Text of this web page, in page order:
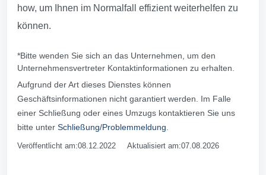
how, um Ihnen im Normalfall effizient weiterhelfen zu
können.
*Bitte wenden Sie sich an das Unternehmen, um den
Unternehmensvertreter Kontaktinformationen zu erhalten.
Aufgrund der Art dieses Dienstes können
Geschäftsinformationen nicht garantiert werden. Im Falle
einer Schließung oder eines Umzugs kontaktieren Sie uns
bitte unter Schließung/Problemmeldung
Veröffentlicht am:08.12.2022 Aktualisiert am:07.08.2026